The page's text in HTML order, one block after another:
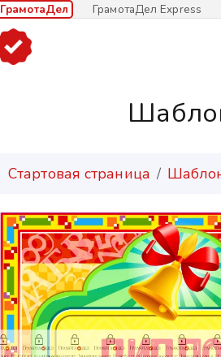
ГрамотаДел ГрамотаДел Express
Стартовая страница